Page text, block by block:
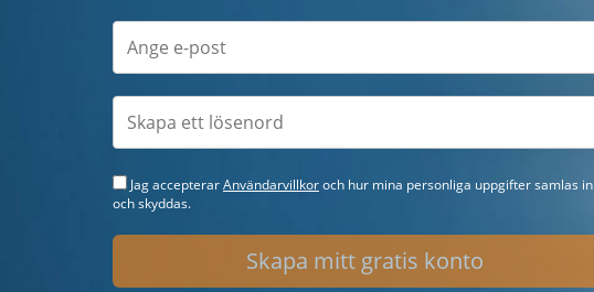
Jag accepterarAnvändarvillkoroch hur mina personliga uppgifter samlas in
och skyddas.
Skapa mitt gratis konto